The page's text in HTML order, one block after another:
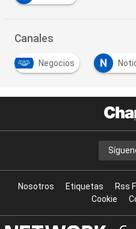
Canales
Negocios N
Nosotros Etiquetas Rss
Cookie